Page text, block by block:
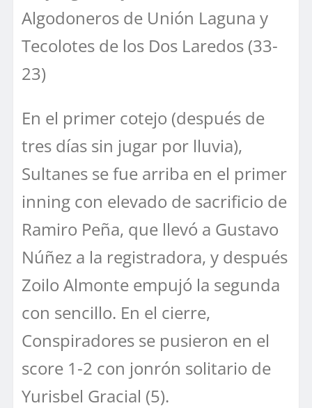
Algodoneros de Unión Laguna y
Tecolotes de los Dos Laredos (33-
23)
En el primer cotejo (después de
tres días sin jugar por lluvia),
Sultanes se fue arriba en el primer
inning con elevado de sacrificio de
Ramiro Peña, que llevó a Gustavo
Núñez a la registradora, y después
Zoilo Almonte empujó la segunda
con sencillo. En el cierre,
Conspiradores se pusieron en el
score 1-2 con jonrón solitario de
Yurisbel Gracial (5).